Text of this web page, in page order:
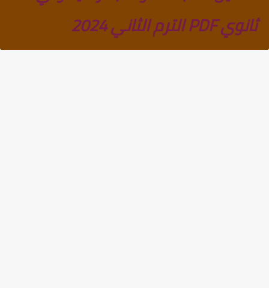
ثانوي PDF الترم الثاني 2024